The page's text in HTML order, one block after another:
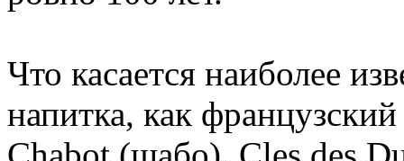
Что касается наиболее
напитка, как